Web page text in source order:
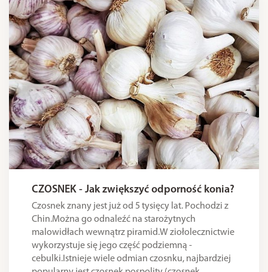
CZOSNEK - Jak zwiększyć odporność konia?
Czosnek znany jest już od 5 tysięcy lat. Pochodzi z
Chin.Można go odnaleźć na starożytnych
malowidłach wewnątrz piramid.W ziołolecznictwie
wykorzystuje się jego część podziemną -
cebulki.Istnieje wiele odmian czosnku, najbardziej